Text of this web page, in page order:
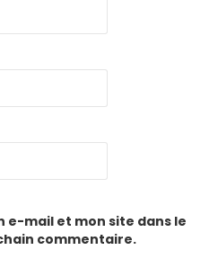
e-mail et mon site dans le
commentaire.